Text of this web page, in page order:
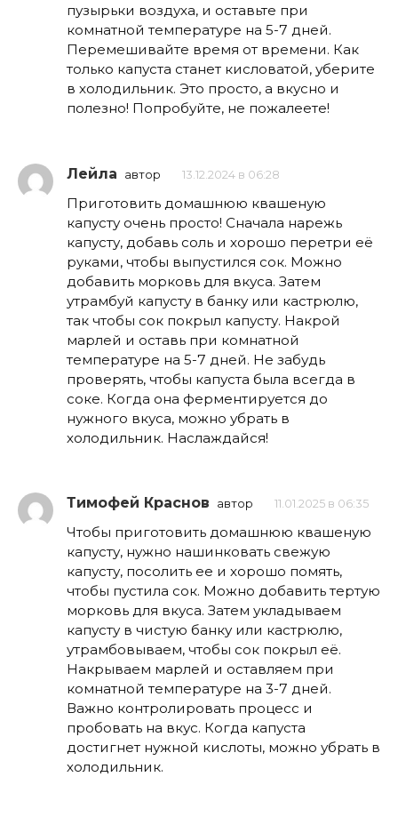
пузырьки воздуха, и оставьте при
комнатной температуре на 5-7 дней.
Перемешивайте время от времени. Как
только капуста станет кисловатой, уберите
в холодильник. Это просто, а вкусно и
полезно! Попробуйте, не пожалеете!
Лейла автор 13.12.2024 в 06:28
Приготовить домашнюю квашеную
капусту очень просто! Сначала нарежь
капусту, добавь соль и хорошо перетри её
руками, чтобы выпустился сок. Можно
добавить морковь для вкуса. Затем
утрамбуй капусту в банку или кастрюлю,
так чтобы сок покрыл капусту. Накрой
марлей и оставь при комнатной
температуре на 5-7 дней. Не забудь
проверять, чтобы капуста была всегда в
соке. Когда она ферментируется до
нужного вкуса, можно убрать в
холодильник. Наслаждайся!
Тимофей Краснов автор 11.01.2025 в 06:35
Чтобы приготовить домашнюю квашеную
капусту, нужно нашинковать свежую
капусту, посолить ее и хорошо помять,
чтобы пустила сок. Можно добавить тертую
морковь для вкуса. Затем укладываем
капусту в чистую банку или кастрюлю,
утрамбовываем, чтобы сок покрыл её.
Накрываем марлей и оставляем при
комнатной температуре на 3-7 дней.
Важно контролировать процесс и
пробовать на вкус. Когда капуста
достигнет нужной кислоты, можно убрать в
холодильник.